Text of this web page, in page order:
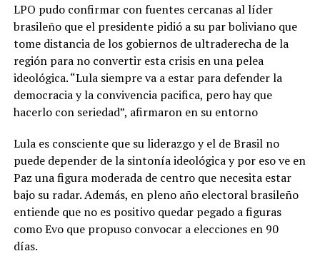
LPO pudo confirmar con fuentes cercanas al líder
brasileño que el presidente pidió a su par boliviano que
tome distancia de los gobiernos de ultraderecha de la
región para no convertir esta crisis en una pelea
ideológica. “Lula siempre va a estar para defender la
democracia y la convivencia pacifica, pero hay que
hacerlo con seriedad”, afirmaron en su entorno
Lula es consciente que su liderazgo y el de Brasil no
puede depender de la sintonía ideológica y por eso ve en
Paz una figura moderada de centro que necesita estar
bajo su radar. Además, en pleno año electoral brasileño
entiende que no es positivo quedar pegado a figuras
como Evo que propuso convocar a elecciones en 90
días.